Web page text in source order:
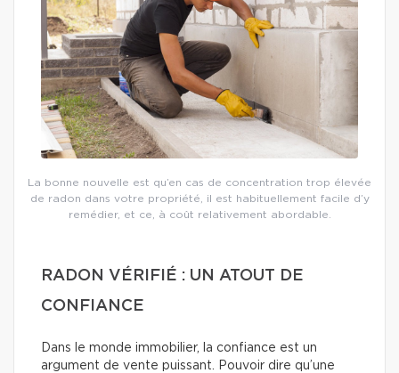
La bonne nouvelle est qu’en cas de concentration trop élevée
de radon dans votre propriété, il est habituellement facile d’y
remédier, et ce, à coût relativement abordable.
RADON VÉRIFIÉ : UN ATOUT DE
CONFIANCE
Dans le monde immobilier, la confiance est un
argument de vente puissant. Pouvoir dire qu’une